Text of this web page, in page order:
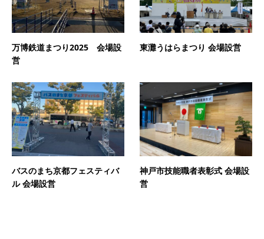
万博鉄道まつり2025 会場設
営
東灘うはらまつり 会場設営
バスのまち京都フェスティバ
ル 会場設営
神戸市技能職者表彰式 会場設
営